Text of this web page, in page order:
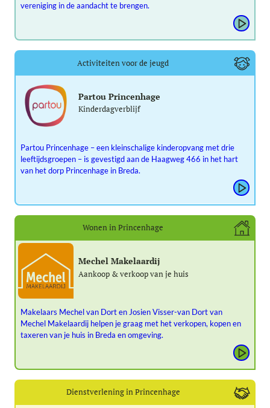
vereniging in de aandacht te brengen.
Activiteiten voor de jeugd
Partou Princenhage
Kinderdagverblijf
Partou Princenhage – een kleinschalige kinderopvang met drie
leeftijdsgroepen – is gevestigd aan de Haagweg 466 in het hart
van het dorp Princenhage in Breda.
Wonen in Princenhage
Mechel Makelaardij
Aankoop & verkoop van je huis
Makelaars Mechel van Dort en Josien Visser-van Dort van
Mechel Makelaardij helpen je graag met het verkopen, kopen en
taxeren van je huis in Breda en omgeving.
Dienstverlening in Princenhage